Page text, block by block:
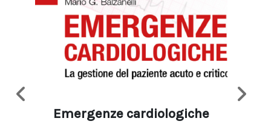
Emergenze cardiologiche